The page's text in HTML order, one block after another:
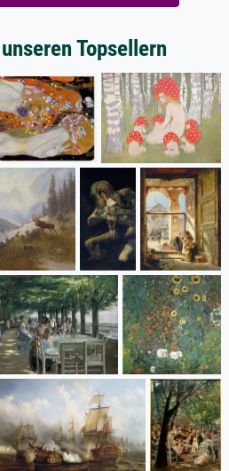
Topsellern